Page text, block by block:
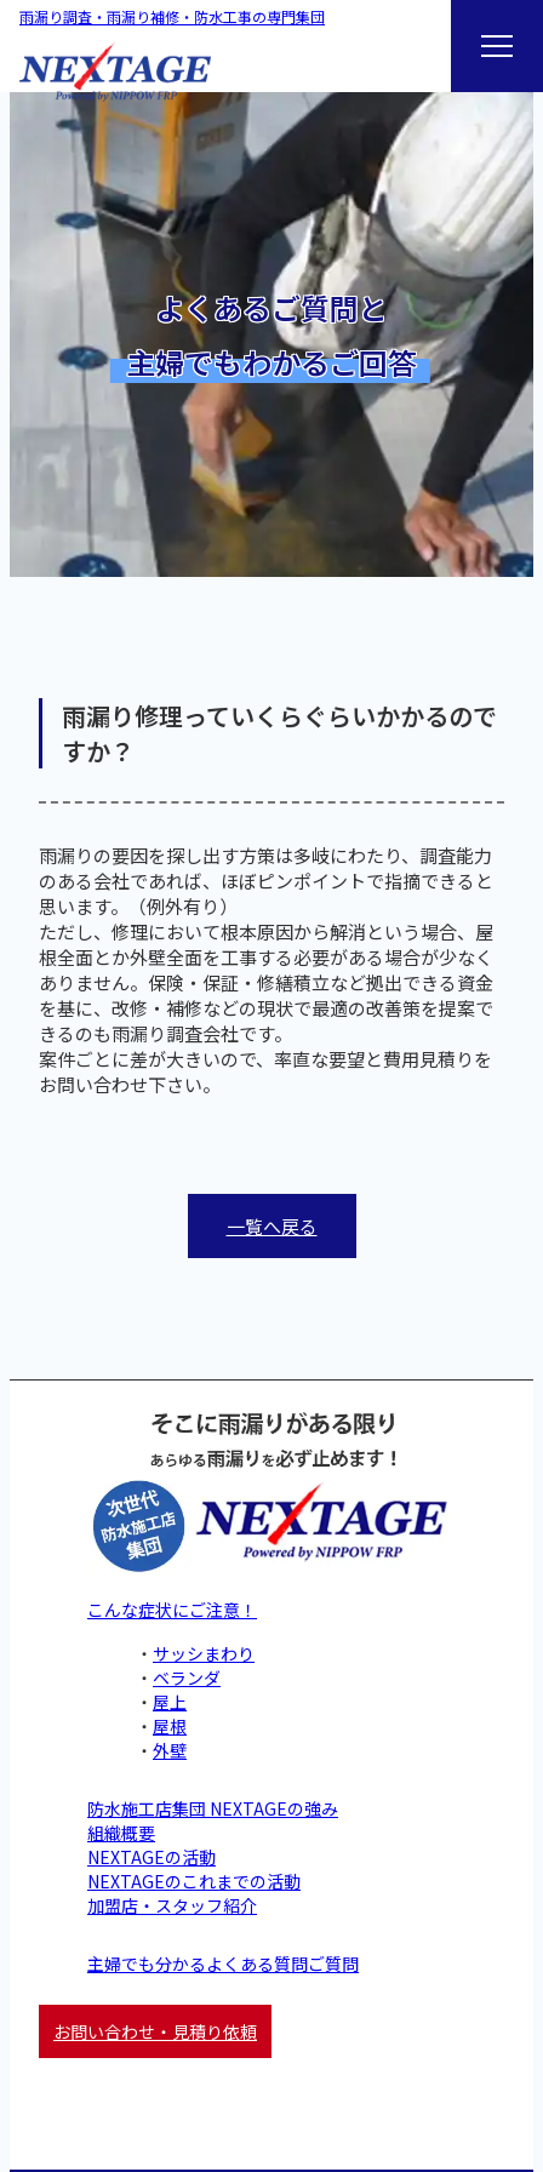
雨漏り調査・雨漏り補修・防水工事の専門集団
よくあるご質問と
主婦でもわかるご回答
雨漏り修理っていくらぐらいかかるので
すか？
雨漏りの要因を探し出す方策は多岐にわたり、調査能力
のある会社であれば、ほぼピンポイントで指摘できると
思います。（例外有り）
ただし、修理において根本原因から解消という場合、屋
根全面とか外壁全面を工事する必要がある場合が少なく
ありません。保険・保証・修繕積立など拠出できる資金
を基に、改修・補修などの現状で最適の改善策を提案で
きるのも雨漏り調査会社です。
案件ごとに差が大きいので、率直な要望と費用見積りを
お問い合わせ下さい。
一覧へ戻る
こんな症状にご注意！
サッシまわり
ベランダ
屋上
屋根
外壁
防水施工店集団 NEXTAGEの強み
組織概要
NEXTAGEの活動
NEXTAGEのこれまでの活動
加盟店・スタッフ紹介
主婦でも分かるよくある質問ご質問
お問い合わせ・見積り依頼